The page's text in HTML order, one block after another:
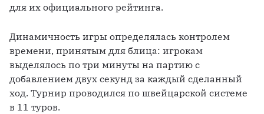
для их официального рейтинга.
Динамичность игры определялась контролем
времени, принятым для блица: игрокам
выделялось по три минуты на партию с
добавлением двух секунд за каждый сделанный
ход. Турнир проводился по швейцарской системе
в 11 туров.